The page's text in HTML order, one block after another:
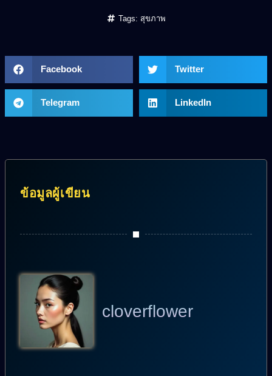
Tags: สุขภาพ
Facebook Twitter
Telegram LinkedIn
ข้อมูลผู้เขียน
cloverflower